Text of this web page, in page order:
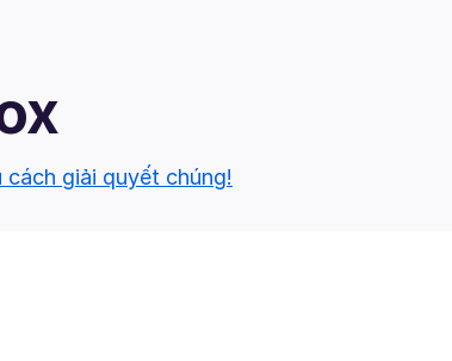
cách giải quyết chúng!